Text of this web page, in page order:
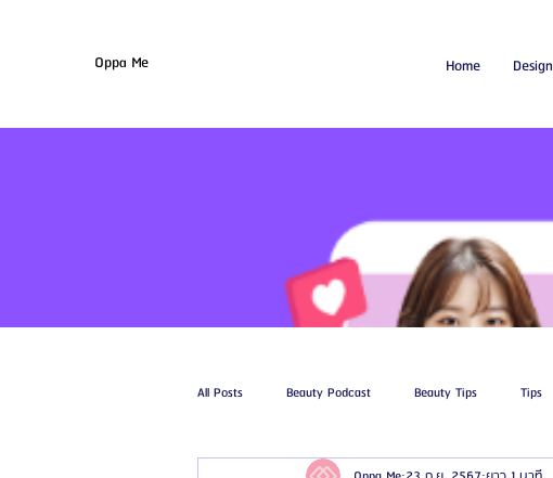
Home Design
Oppa Me
All Posts Beauty Podcast Beauty Tips Tips